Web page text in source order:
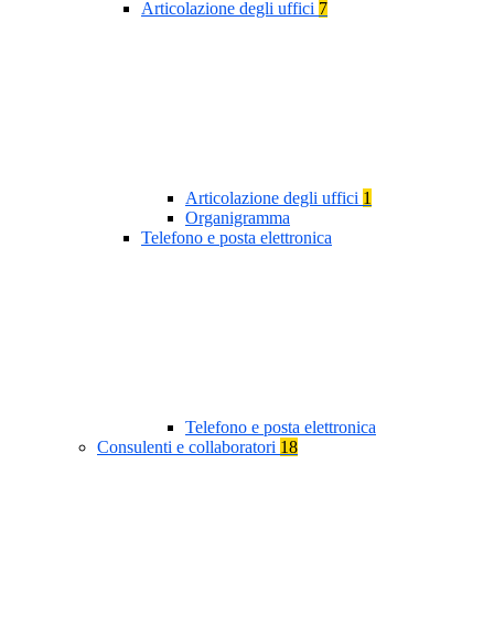
Articolazione degli uffici 7
Articolazione degli uffici 1
Organigramma
Telefono e posta elettronica
Telefono e posta elettronica
Consulenti e collaboratori 18